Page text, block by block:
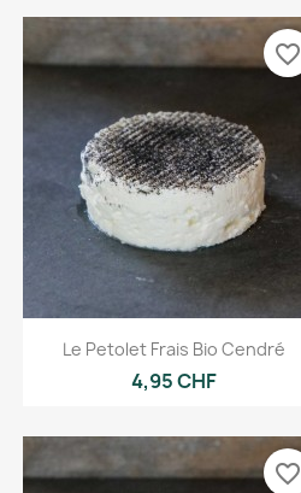
Aperçu rapide
Le Petolet Frais Bio Cendré
4,95 CHF
favorite_border
favorite_border